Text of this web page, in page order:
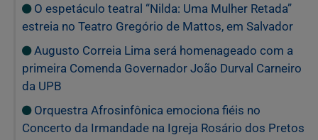
O espetáculo teatral “Nilda: Uma Mulher Retada”
estreia no Teatro Gregório de Mattos, em Salvador
Augusto Correia Lima será homenageado com a
primeira Comenda Governador João Durval Carneiro
da UPB
Orquestra Afrosinfônica emociona fiéis no
Concerto da Irmandade na Igreja Rosário dos Pretos